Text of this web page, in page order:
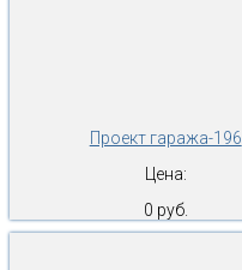
Проект гаража-196
Цена:
0 руб.